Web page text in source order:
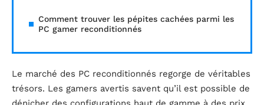
Comment trouver les pépites cachées parmi les
PC gamer reconditionnés
Le marché des PC reconditionnés regorge de véritables
trésors. Les gamers avertis savent qu’il est possible de